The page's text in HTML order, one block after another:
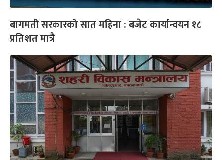
बागमती सरकारको सात महिना : बजेट कार्यान्वयन १८
प्रतिशत मात्रै